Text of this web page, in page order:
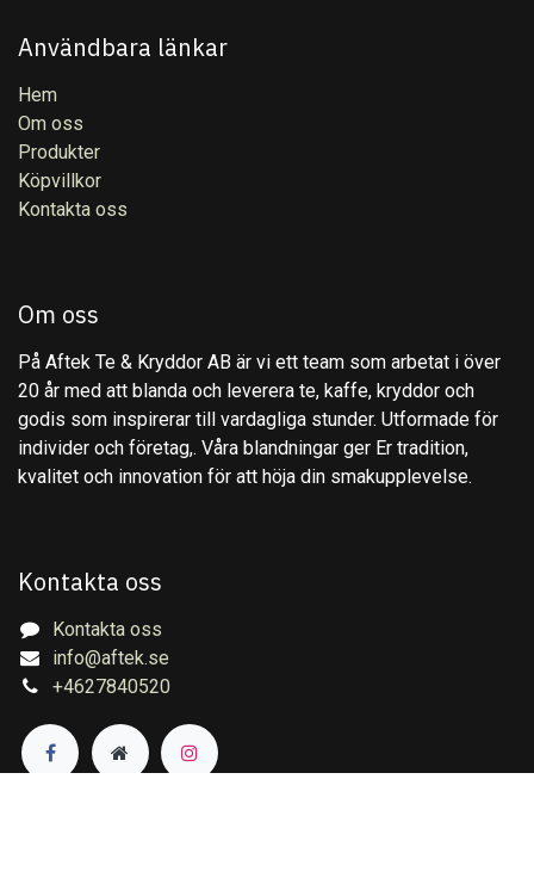
Användbara länkar
Hem
Om oss
Produkter
Köpvillkor
Kontakta oss
Om oss
På Aftek Te & Kryddor AB är vi ett team som arbetat i över
20 år med att blanda och leverera te, kaffe, kryddor och
godis som inspirerar till vardagliga stunder. Utformade för
individer och företag,. Våra blandningar ger Er tradition,
kvalitet och innovation för att höja din smakupplevelse.
Kontakta oss
Kontakta oss
info@aftek.se
+4627840520